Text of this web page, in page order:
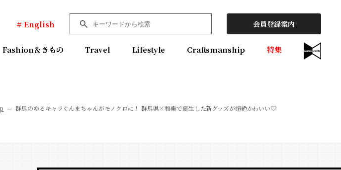
# English 会員登録案内
Fashion＆きもの Travel Lifestyle Craftsmanship 特集
群馬のゆるキャラぐんまちゃんがモノクロに！ 群馬県×和樂で誕生した新グッズが超絶かわいい♡